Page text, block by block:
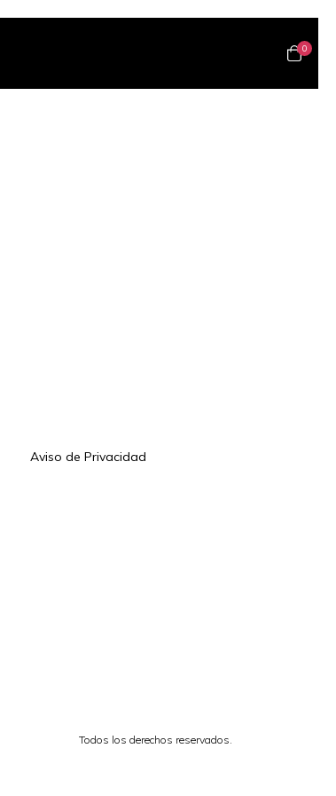
0
Aviso de Privacidad
Todos los derechos reservados.